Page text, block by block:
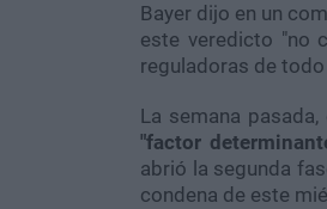
Bayer dijo en un
este veredicto "no
reguladoras de
La semana
"factor
abrió la segunda
condena de este